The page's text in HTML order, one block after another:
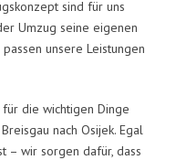
sind für uns
Umzug seine eigenen
unsere Leistungen
die wichtigen Dinge
nach Osijek. Egal
– wir sorgen dafür, dass